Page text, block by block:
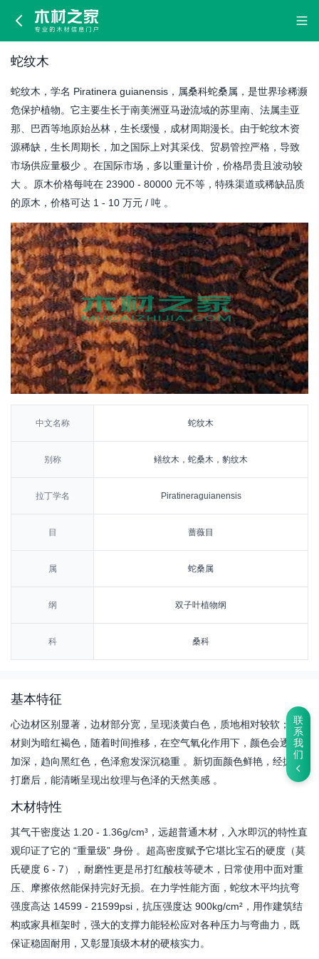
联
系
我
们
蛇
纹
蛇纹木
蛇纹木，学名 Piratinera guianensis，属桑科蛇桑属，是世界珍稀濒
危保护植物。它主要生长于南美洲亚马逊流域的苏里南、法属圭亚
那、巴西等地原始丛林，生长缓慢，成材周期漫长。由于蛇纹木资
源稀缺，生长周期长，加之国际上对其采伐、贸易管控严格，导致
市场供应量极少 。在国际市场，多以重量计价，价格昂贵且波动较
大 。原木价格每吨在 23900 - 80000 元不等，特殊渠道或稀缺品质
的原木，价格可达 1 - 10 万元 / 吨 。
中文名称 蛇纹木
别称 鳝纹木，蛇桑木，豹纹木
拉丁学名 Piratineraguianensis
目 蔷薇目
属 蛇桑属
纲 双子叶植物纲
科 桑科
基本特征
心边材区别显著，边材部分宽，呈现淡黄白色，质地相对较软；心
材则为暗红褐色，随着时间推移，在空气氧化作用下，颜色会逐渐
加深，趋向黑红色，色泽愈发深沉稳重 。新切面颜色鲜艳，经抛光
打磨后，能清晰呈现出纹理与色泽的天然美感 。
木材特性
其气干密度达 1.20 - 1.36g/cm³，远超普通木材，入水即沉的特性直
观印证了它的 “重量级” 身份 。超高密度赋予它堪比宝石的硬度（莫
氏硬度 6 - 7），耐磨性更是吊打红酸枝等硬木，日常使用中面对重
压、摩擦依然能保持完好无损。在力学性能方面，蛇纹木平均抗弯
强度高达 14599 - 21599psi，抗压强度达 900kg/cm²，用作建筑结
构或家具框架时，强大的支撑力能轻松应对各种压力与弯曲力，既
保证稳固耐用，又彰显顶级木材的硬核实力。